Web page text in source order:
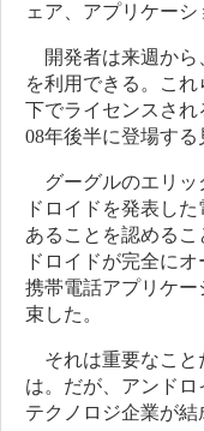
ェア、アプリケーシ
開発者は来週から
を利用できる。こ
下でライセンスさ
08年後半に登場する
グーグルのエリッ
ドロイドを発表し
あることを認める
ドロイドが完全に
携帯電話アプリケ
束した。
それは重要なこと
は。だが、アンド
テクノロジ企業が